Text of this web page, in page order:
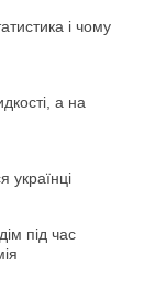
і чому
а на
українці
під час